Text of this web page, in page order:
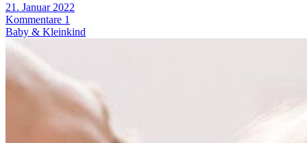
21. Januar 2022
Kommentare 1
Baby & Kleinkind